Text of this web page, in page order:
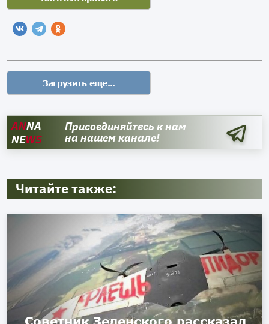
ANNA
NEWS
Присоединяйтесь к нам
на нашем канале!
Читайте также: